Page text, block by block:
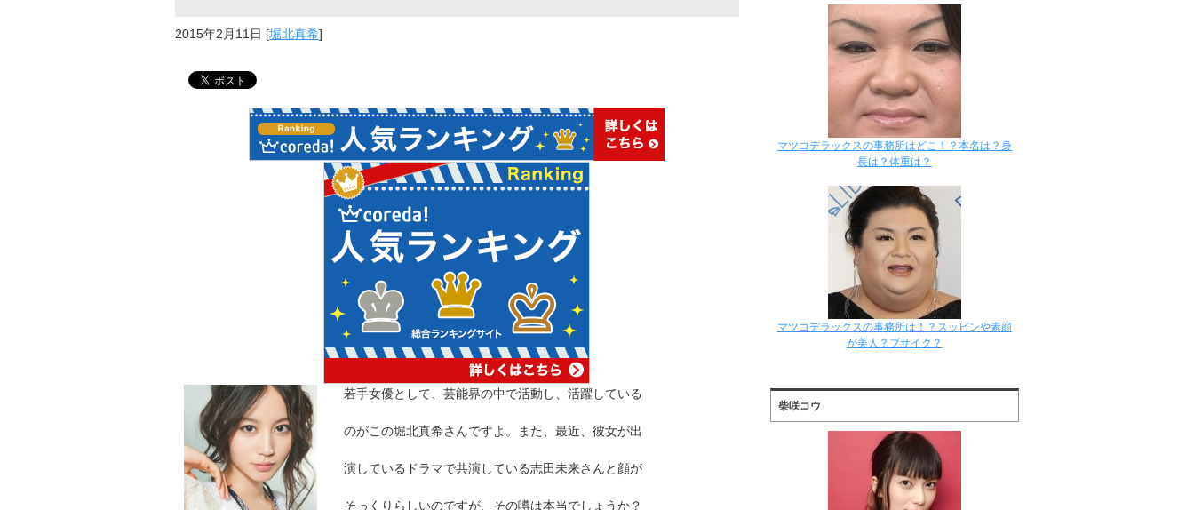
2015年2月11日 [堀北真希]
若手女優として、芸能界の中で活動し、活躍している
のがこの堀北真希さんですよ。また、最近、彼女が出
演しているドラマで共演している志田未来さんと顔が
そっくりらしいのですが、その噂は本当でしょうか？
マツコデラックスの事務所はどこ！？本名は？身
長は？体重は？
マツコデラックスの事務所は！？スッピンや素顔
が美人？ブサイク？
柴咲コウ